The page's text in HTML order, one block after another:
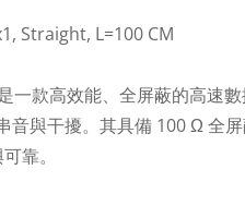
Straight, L=100 CM
一款高效能、全屏蔽的高速
音與干擾。其具備 100 Ω 全
靠。